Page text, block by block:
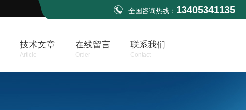
全国咨询热线： 13405341135
技术文章
Article
在线留言
Order
联系我们
Contact